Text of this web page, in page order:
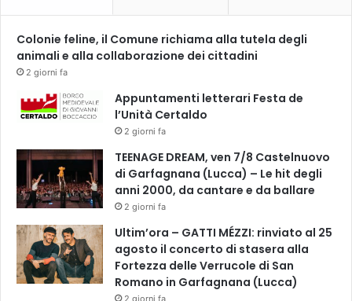
Colonie feline, il Comune richiama alla tutela degli
animali e alla collaborazione dei cittadini
2 giorni fa
Appuntamenti letterari Festa de
l’Unità Certaldo
2 giorni fa
TEENAGE DREAM, ven 7/8 Castelnuovo
di Garfagnana (Lucca) – Le hit degli
anni 2000, da cantare e da ballare
2 giorni fa
Ultim’ora – GATTI MÉZZI: rinviato al 25
agosto il concerto di stasera alla
Fortezza delle Verrucole di San
Romano in Garfagnana (Lucca)